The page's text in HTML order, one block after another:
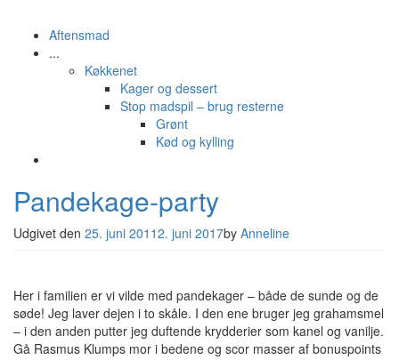
Aftensmad
...
Køkkenet
Kager og dessert
Stop madspil – brug resterne
Grønt
Kød og kylling
Pandekage-party
Udgivet den 25. juni 20112. juni 2017by Anneline
Her i familien er vi vilde med pandekager – både de sunde og de
søde! Jeg laver dejen i to skåle. I den ene bruger jeg grahamsmel
– i den anden putter jeg duftende krydderier som kanel og vanilje.
Gå Rasmus Klumps mor i bedene og scor masser af bonuspoints